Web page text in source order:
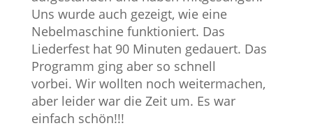
Uns wurde auch gezeigt, wie eine
Nebelmaschine funktioniert. Das
Liederfest hat 90 Minuten gedauert. Das
Programm ging aber so schnell
vorbei. Wir wollten noch weitermachen,
aber leider war die Zeit um. Es war
einfach schön!!!